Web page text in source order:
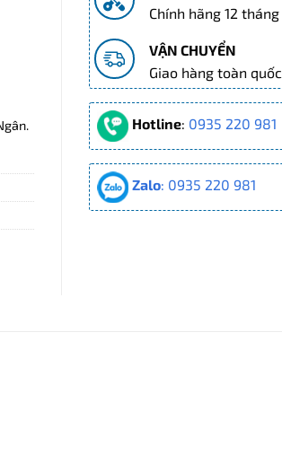
Chính hãng 12 tháng
VẬN CHUYỂN
Giao hàng toàn quốc
Hotline: 0935 220 981
Zalo: 0935 220 981